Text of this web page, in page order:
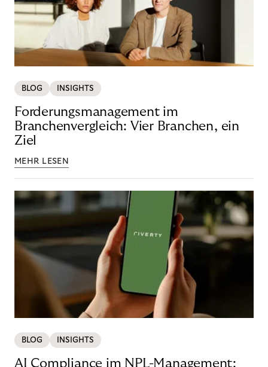
BLOG INSIGHTS
Forderungsmanagement im
Branchenvergleich: Vier Branchen, ein
Ziel
MEHR LESEN
BLOG INSIGHTS
AI Compliance im NPL-Management: